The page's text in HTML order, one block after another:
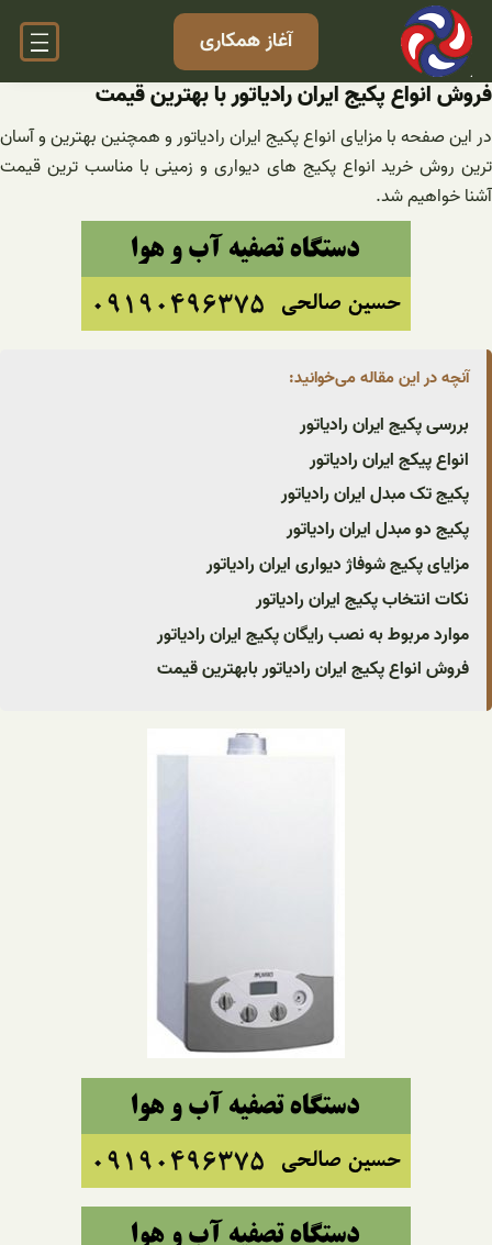
رفتن
محتوا
آغاز همکاری
فروش انواع پکیج ایران رادیاتور با بهترین قیمت
در این صفحه با مزایای انواع پکیج ایران رادیاتور و همچنین بهترین و آسان
ترین روش خرید انواع پکیج های دیواری و زمینی با مناسب ترین قیمت
آشنا خواهیم شد.
آنچه در این مقاله می‌خوانید:
بررسی پکیج ایران رادیاتور
انواع پیکج ایران رادیاتور
پکیج تک مبدل ایران رادیاتور
پکیج دو مبدل ایران رادیاتور
مزایای پکیج شوفاژ دیواری ایران رادیاتور
نکات انتخاب پکیج ایران رادیاتور
موارد مربوط به نصب رایگان پکیج ایران رادیاتور
فروش انواع پکیج ایران رادیاتور بابهترین قیمت